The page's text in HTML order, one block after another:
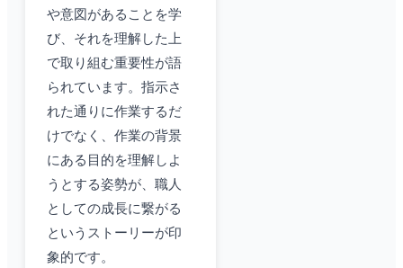
や意図があることを学
び、それを理解した上
で取り組む重要性が語
られています。指示さ
れた通りに作業するだ
けでなく、作業の背景
にある目的を理解しよ
うとする姿勢が、職人
としての成長に繋がる
というストーリーが印
象的です。